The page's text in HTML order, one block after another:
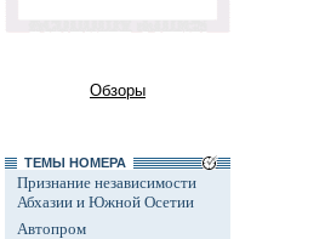
Обзоры
ТЕМЫ НОМЕРА
Признание независимости
Абхазии и Южной Осетии
Автопром